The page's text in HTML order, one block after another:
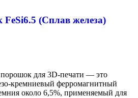
(Сплав железа)
для 3D-печати — это
кремниевый ферромагнитный
около 6,5%, применяемый для